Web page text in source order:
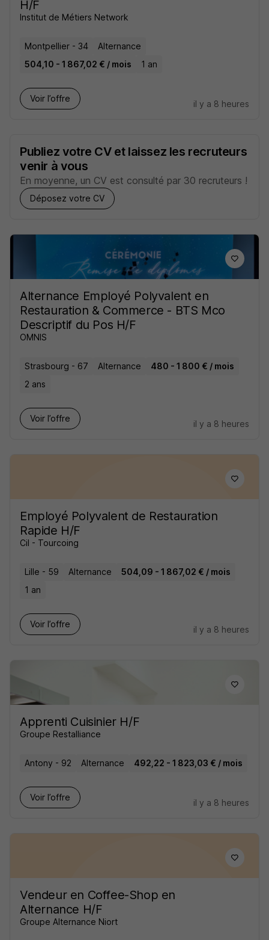
H/F
Institut de Métiers Network
Montpellier - 34
Alternance
504,10 - 1 867,02 € / mois
1 an
Voir l’offre
il y a 8 heures
Publiez votre CV et laissez les recruteurs
venir à vous
En moyenne, un CV est consulté par 30 recruteurs !
Déposez votre CV
Alternance Employé Polyvalent en
Restauration & Commerce - BTS Mco
Descriptif du Pos H/F
OMNIS
Strasbourg - 67 Alternance
480 - 1 800 € / mois
2 ans
Voir l’offre
il y a 8 heures
Employé Polyvalent de Restauration
Rapide H/F
Cil - Tourcoing
Lille - 59 Alternance
504,09 - 1 867,02 € / mois
1 an
Voir l’offre
il y a 8 heures
Apprenti Cuisinier H/F
Groupe Restalliance
Antony - 92 Alternance 492,22 - 1 823,03 € / mois
Voir l’offre
il y a 8 heures
Vendeur en Coffee-Shop en
Alternance H/F
Groupe Alternance Niort